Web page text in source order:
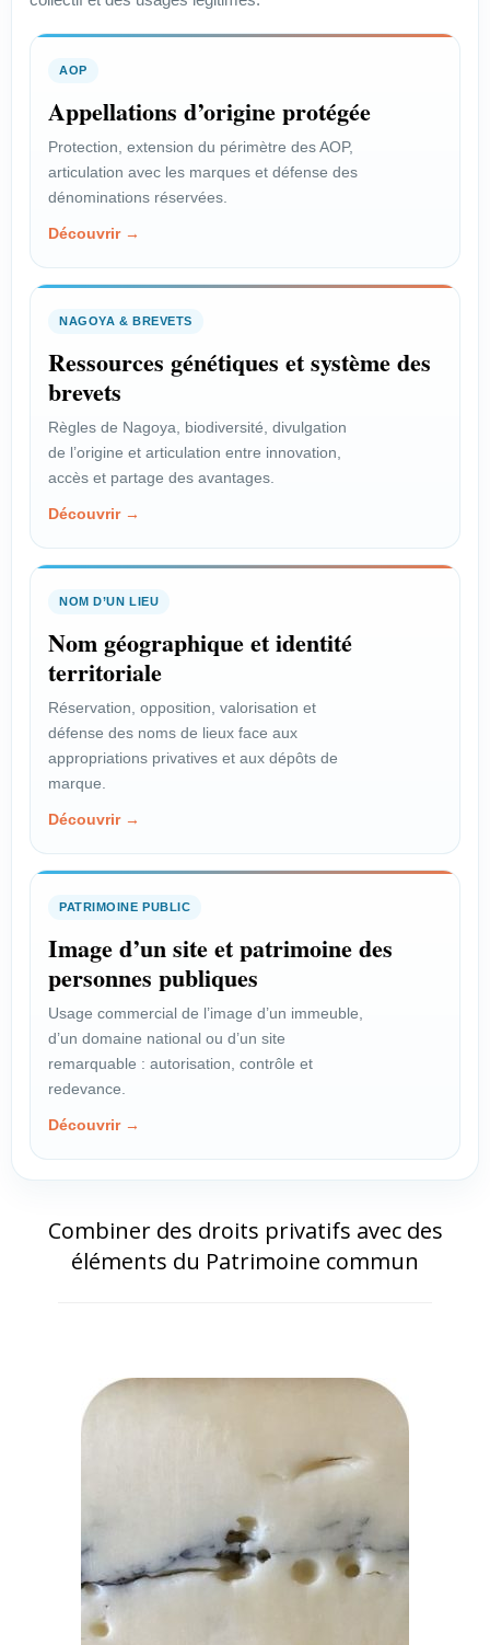
AOP
Appellations d’origine protégée
Protection, extension du périmètre des AOP,
articulation avec les marques et défense des
dénominations réservées.
Découvrir →
NAGOYA & BREVETS
Ressources génétiques et système des
brevets
Règles de Nagoya, biodiversité, divulgation
de l’origine et articulation entre innovation,
accès et partage des avantages.
Découvrir →
NOM D’UN LIEU
Nom géographique et identité
territoriale
Réservation, opposition, valorisation et
défense des noms de lieux face aux
appropriations privatives et aux dépôts de
marque.
Découvrir →
PATRIMOINE PUBLIC
Image d’un site et patrimoine des
personnes publiques
Usage commercial de l’image d’un immeuble,
d’un domaine national ou d’un site
remarquable : autorisation, contrôle et
redevance.
Découvrir →
Combiner des droits privatifs avec des
éléments du Patrimoine commun